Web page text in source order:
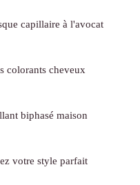
capillaire à l'avocat
colorants cheveux
biphasé maison
votre style parfait